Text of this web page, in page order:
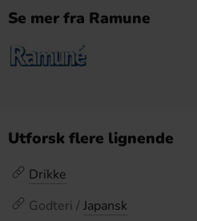
Se mer fra Ramune
Utforsk flere lignende
Drikke
Godteri / Japansk